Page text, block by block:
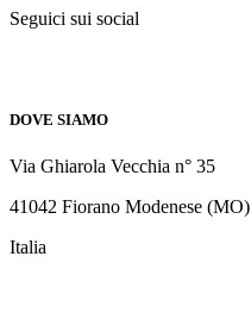
Seguici sui social
DOVE SIAMO
Via Ghiarola Vecchia n° 35
41042 Fiorano Modenese (MO)
Italia